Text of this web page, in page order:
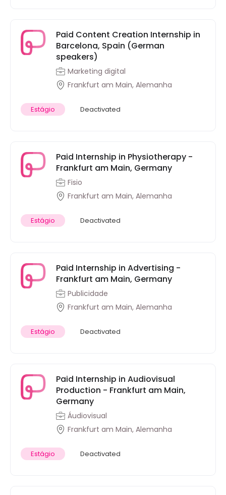
Paid Content Creation Internship in
Barcelona, Spain (German
speakers)
Marketing digital
Frankfurt am Main, Alemanha
Estágio Deactivated
Paid Internship in Physiotherapy -
Frankfurt am Main, Germany
Fisio
Frankfurt am Main, Alemanha
Estágio Deactivated
Paid Internship in Advertising -
Frankfurt am Main, Germany
Publicidade
Frankfurt am Main, Alemanha
Estágio Deactivated
Paid Internship in Audiovisual
Production - Frankfurt am Main,
Germany
Áudiovisual
Frankfurt am Main, Alemanha
Estágio Deactivated